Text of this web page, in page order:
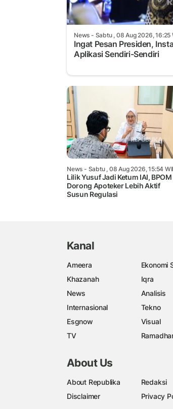
News - Sabtu , 08 Aug 2026, 16:25
Ingat Pesan Presiden,
Aplikasi Sendiri-Sendiri
News - Sabtu , 08 Aug 2026, 15:54
Lilik Yusuf Jadi Ketum IAI, BPOM
Dorong Apoteker Lebih Aktif
Susun Regulasi
Kanal
Ameera Ekonomi
Khazanah
Iqra
News
Analisis
Internasional
Tekno
Esgnow
Visual
TV
About Us
About Republika Redaksi
Disclaimer
Privacy